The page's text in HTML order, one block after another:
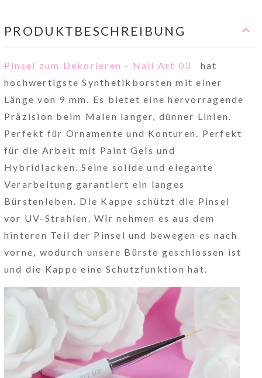
PRODUKTBESCHREIBUNG
Pinsel zum Dekorieren - Nail Art 03
hat
hochwertigste Synthetikborsten mit einer
Länge von 9 mm. Es bietet eine hervorragende
Präzision beim Malen langer, dünner Linien.
Perfekt für Ornamente und Konturen. Perfekt
für die Arbeit mit Paint Gels und
Hybridlacken. Seine solide und elegante
Verarbeitung garantiert ein langes
Bürstenleben. Die Kappe schützt die Pinsel
vor UV-Strahlen. Wir nehmen es aus dem
hinteren Teil der Pinsel und bewegen es nach
vorne, wodurch unsere Bürste geschlossen ist
und die Kappe eine Schutzfunktion hat.